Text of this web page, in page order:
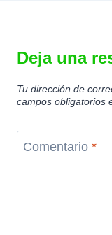
Deja una
Tu dirección de
campos obligatorios
Comentario *